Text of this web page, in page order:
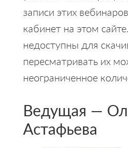
записи этих
кабинет на этом
недоступны для
пересматривать их
неограниченное
Ведущая —
Астафьева